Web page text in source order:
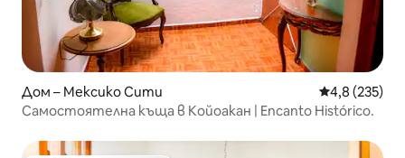
Дом – Мексико Сити Средна
4,8 (235)
Самостоятелна къща в Койоакан | Encanto Histórico.